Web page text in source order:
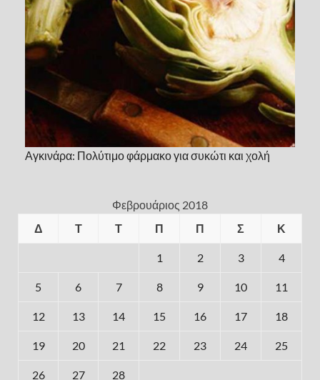
Αγκινάρα: Πολύτιμο φάρμακο για συκώτι και χολή
Φεβρουάριος 2018
Δ
Τ Τ Π Π Σ Κ
1 2 3 4
5 6 7 8 9 10 11
12 13 14 15 16 17 18
19 20 21 22 23 24 25
26 27 28